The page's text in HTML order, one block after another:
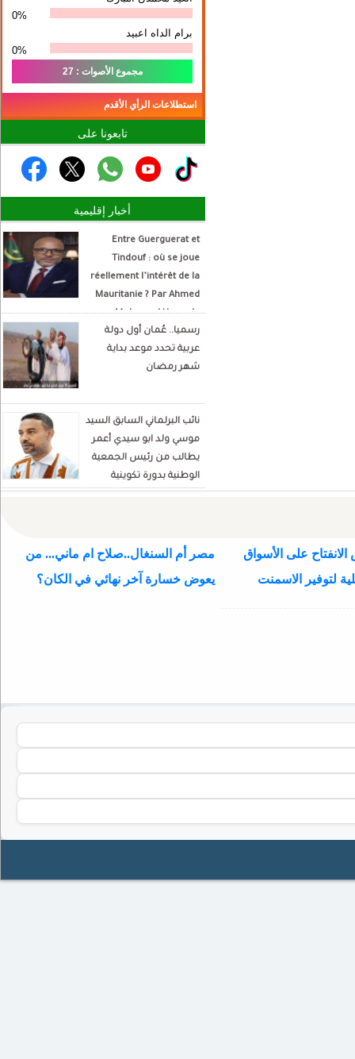
0%
برام الداه اعبيد
0%
مجموع الأصوات : 27
استطلاعات الرأي الأقدم
تابعونا على
أخبار إقليمية
Entre Guerguerat et
Tindouf : où se joue
réellement l’intérêt de la
Mauritanie ? Par Ahmed
Mohamed Hamada
Écrivain et analyste
politique
رسميا.. عُمان أول دولة
عربية تحدد موعد بداية
شهر رمضان
نائب البرلماني السابق السيد
موسي ولد ابو سيدي أعمر
يطالب من رئيس الجمعية
الوطنية بدورة تكوينية
للنواب الجديد
على الأسواق
لتوفير الاسمنت
مصر أم السنغال..صلاح ام ماني... من
يعوض خسارة آخر نهائي في الكان؟